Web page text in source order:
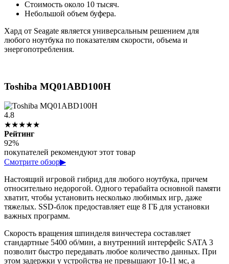
Стоимость около 10 тысяч.
Небольшой объем буфера.
Хард от Seagate является универсальным решением для
любого ноутбука по показателям скорости, объема и
энергопотребления.
Toshiba MQ01ABD100H
4.8
★★★★★
Рейтинг
92%
покупателей рекомендуют этот товар
Смотрите обзор▶
Настоящий игровой гибрид для любого ноутбука, причем
относительно недорогой. Одного терабайта основной памяти
хватит, чтобы установить несколько любимых игр, даже
тяжелых. SSD-блок предоставляет еще 8 ГБ для установки
важных программ.
Скорость вращения шпинделя винчестера составляет
стандартные 5400 об/мин, а внутренний интерфейс SATA 3
позволит быстро передавать любое количество данных. При
этом задержки у устройства не превышают 10-11 мс, а